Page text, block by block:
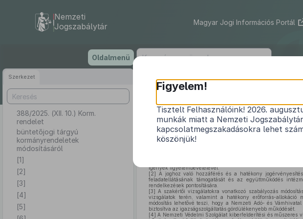
tartalomra
Nemzeti
Jogszabálytár
Magyar Jogi Információs Portál
Oldalmenü
Szerkezet
388/2025. (XII. 10.) Korm.
rendelet
büntetőjogi tárgyú
kormányrendeletek
módosításáról
[1]
[2]
[3]
[4]
[5]
388/2025.
büntetőjogi tárgyú
Hatályos:
igények figyelembevételével.
[2] A joghoz való hozzáférés és a hatékony
feladatellátásának támogatását és az együttműködés
rendelkezések pontosítására.
[3] A szakértői vizsgálatokra vonatkozó szabályozás
vizsgálatok terén, valamint a hatékony erőforrás-allokáció
módosítás lehetővé teszi, hogy a Nemzeti Adó- és
biztosítva az igazságszolgáltatás gördülékenyebb működését.
[4] A Nemzeti Védelmi Szolgálat kiberfelderítési és műszeres
Figyelem!
Tisztelt Felhasználóink! 2026.
munkák miatt a Nemzeti
kapcsolatmegszakadásokra lehet
köszönjük!